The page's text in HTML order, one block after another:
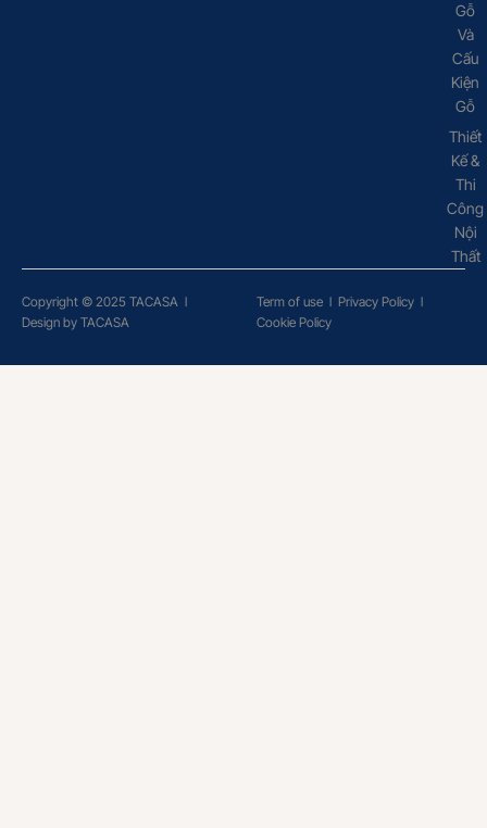
Gỗ
Và
Cấu
Kiện
Gỗ
Thiết
Kế &
Thi
Công
Nội
Thất
Copyright © 2025 TACASA l
Design by TACASA
Term of use l Privacy Policy l
Cookie Policy